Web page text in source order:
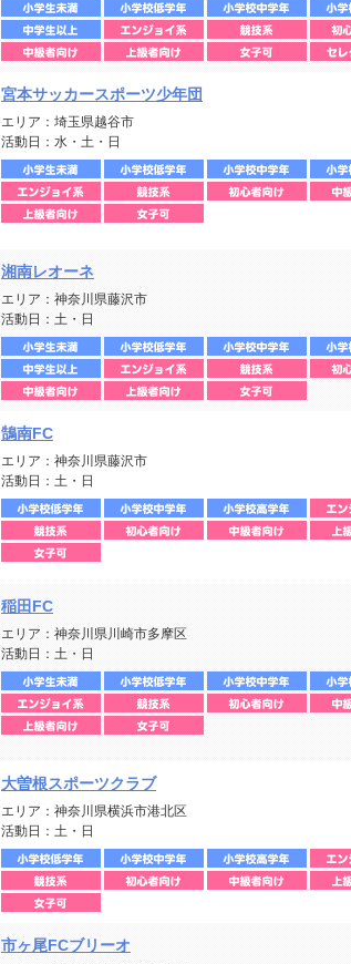
宮本サッカースポーツ少年団
エリア：埼玉県越谷市
活動日：水・土・日
湘南レオーネ
エリア：神奈川県藤沢市
活動日：土・日
鵠南FC
エリア：神奈川県藤沢市
活動日：土・日
稲田FC
エリア：神奈川県川崎市多摩区
活動日：土・日
大曽根スポーツクラブ
エリア：神奈川県横浜市港北区
活動日：土・日
市ヶ尾FCブリーオ